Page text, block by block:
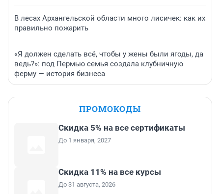
В лесах Архангельской области много лисичек: как их
правильно пожарить
«Я должен сделать всё, чтобы у жены были ягоды, да
ведь?»: под Пермью семья создала клубничную
ферму — история бизнеса
ПРОМОКОДЫ
Скидка 5% на все сертификаты
До 1 января, 2027
Скидка 11% на все курсы
До 31 августа, 2026